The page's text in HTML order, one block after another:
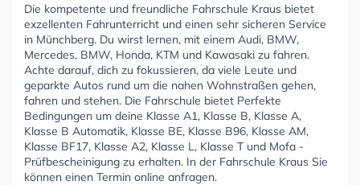
Die kompetente und freundliche Fahrschule Kraus bietet
exzellenten Fahrunterricht und einen sehr sicheren Service
in Münchberg. Du wirst lernen, mit einem Audi, BMW,
Mercedes, BMW, Honda, KTM und Kawasaki zu fahren.
Achte darauf, dich zu fokussieren, da viele Leute und
geparkte Autos rund um die nahen Wohnstraßen gehen,
fahren und stehen. Die Fahrschule bietet Perfekte
Bedingungen um deine Klasse A1, Klasse B, Klasse A,
Klasse B Automatik, Klasse BE, Klasse B96, Klasse AM,
Klasse BF17, Klasse A2, Klasse L, Klasse T und Mofa -
Prüfbescheinigung zu erhalten. In der Fahrschule Kraus Sie
können einen Termin online anfragen.